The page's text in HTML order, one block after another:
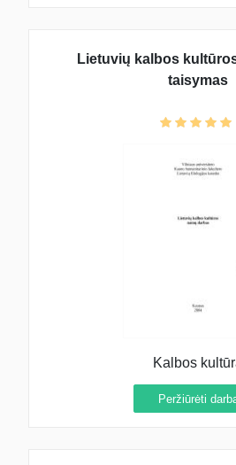
Lietuvių kalbos
taisymas
Kalbos
Peržiūrėti